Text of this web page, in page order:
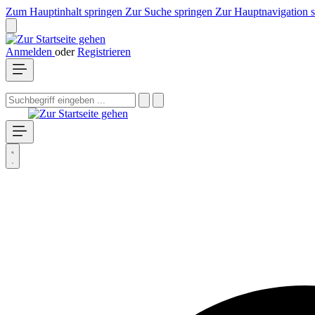
Zum Hauptinhalt springen Zur Suche springen Zur Hauptnavigation
Anmelden oder Registrieren